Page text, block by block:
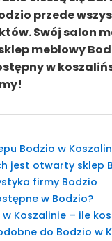
przede
Swój salon
meblowy
w
Bodzio w
jest otwarty sklep
firmy Bodzio
w Bodzio?
Koszalinie – ile
do Bodzio w